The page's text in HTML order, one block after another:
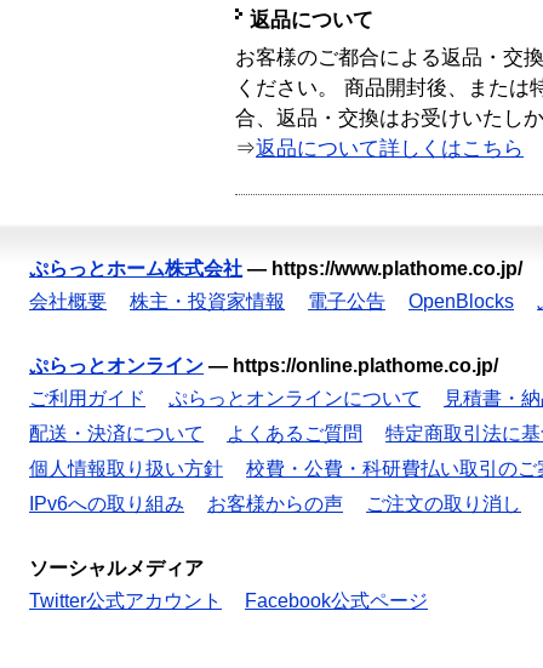
返品について
お客様のご都合による返品・交
ください。 商品開封後、または
合、返品・交換はお受けいたし
⇒返品について詳しくはこちら
ぷらっとホーム株式会社 — https://www.plathome.co.jp/
会社概要
株主・投資家情報 電子公告 OpenBlocks
ぷらっとオンライン — https://online.plathome.co.jp/
ご利用ガイド
ぷらっとオンラインについて
見積書・
配送・決済について
よくあるご質問
特定商取引法に
個人情報取り扱い方針
校費・公費・科研費払い取引のご
IPv6への取り組み
お客様からの声 ご注文の取り消し
ソーシャルメディア
Twitter公式アカウント
Facebook公式ページ